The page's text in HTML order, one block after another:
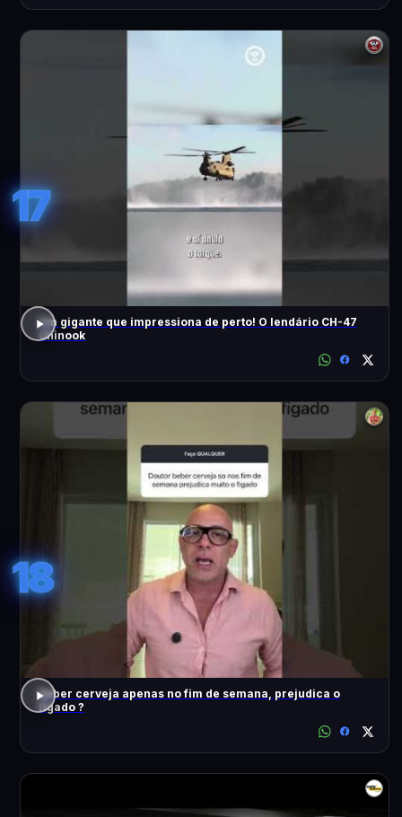
17
Um gigante que impressiona de perto! O lendário CH-47
Chinook
18
Beber cerveja apenas no fim de semana, prejudica o
fígado ?